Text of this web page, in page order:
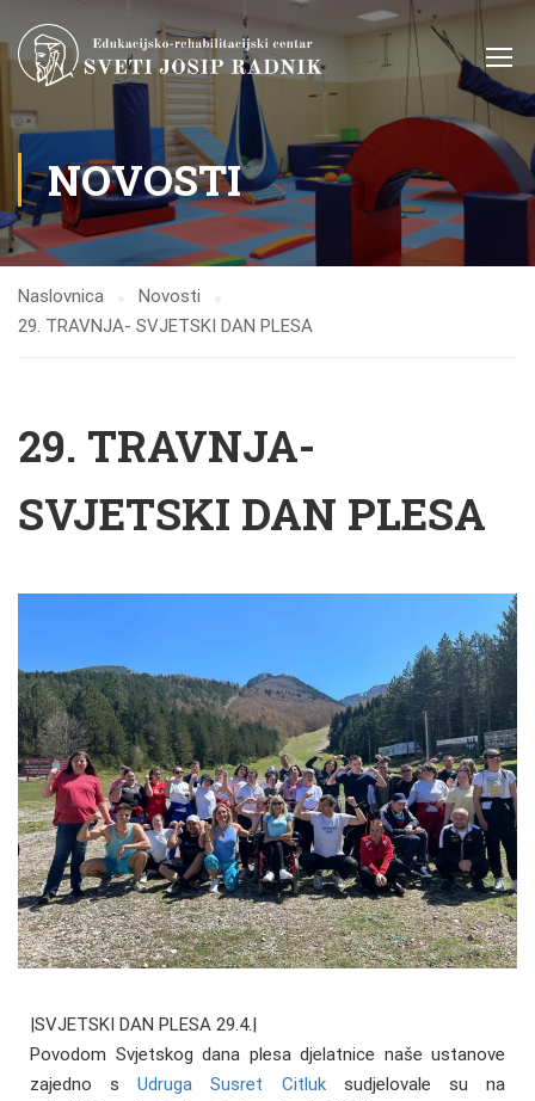
NOVOSTI
Naslovnica
Novosti
29. TRAVNJA- SVJETSKI DAN PLESA
29. TRAVNJA-
SVJETSKI DAN PLESA
|SVJETSKI DAN PLESA 29.4.|
Povodom Svjetskog dana plesa djelatnice naše ustanove
zajedno sUdruga Susret Citluksudjelovale su na